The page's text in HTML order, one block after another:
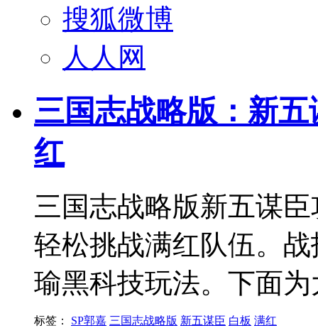
搜狐微博
人人网
三国志战略版：新
红
三国志战略版新五谋
轻松挑战满红队伍。
瑜黑科技玩法。下面
标签： SP郭嘉 三国志战略版 新五谋臣 白板 满红